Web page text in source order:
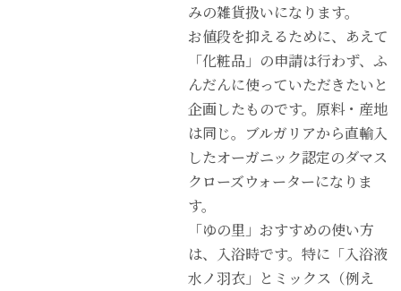
みの雑貨扱いになります。
お値段を抑えるために、あえて
「化粧品」の申請は行わず、ふ
んだんに使っていただきたいと
企画したものです。原料・産地
は同じ。ブルガリアから直輸入
したオーガニック認定のダマス
クローズウォーターになりま
す。
「ゆの里」おすすめの使い方
は、入浴時です。特に「入浴液
水ノ羽衣」とミックス（例え